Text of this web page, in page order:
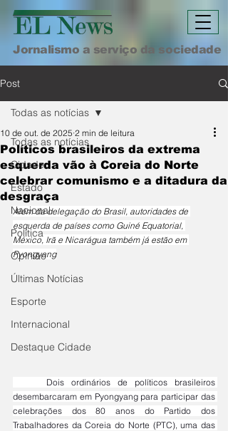
Jornalismo a serviço da sociedade
Post
Todas as notícias
Cidade
Estado
Nacional
Política
Opinião
Últimas Notícias
Esporte
Internacional
Destaque Cidade
Todas as notícias
Políticos brasileiros da extrema
esquerda vão à Coreia do Norte
celebrar comunismo e a ditadura da
desgraça
10 de out. de 2025 2 min de leitura
Além da delegação do Brasil, autoridades de
esquerda de países como Guiné Equatorial,
México, Irã e Nicarágua também já estão em
Pyongyang
desembarcaram em Pyongyang para participar das
celebrações dos 80 anos do Partido dos
Trabalhadores da Coreia do Norte (PTC), uma das